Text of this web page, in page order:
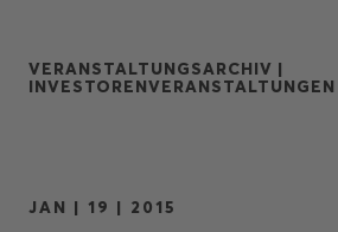
VERANSTALTUNGSARCHIV |
INVESTORENVERANSTALTUNGEN
JAN | 19 | 2015